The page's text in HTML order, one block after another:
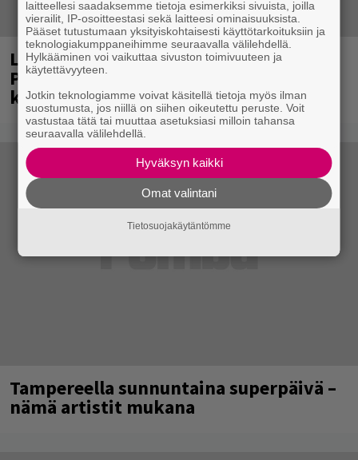
Laittomasta graffitista kiinni jäänyt
Paavo Arhinmäki jälleen spraypullo
kädessä – näitä puolueita ei kiinnosta
Tampereella sunnuntaina superpäivä –
nämä artistit mukana
laitteellesi saadaksemme tietoja esimerkiksi sivuista, joilla
vierailit, IP-osoitteestasi sekä laitteesi ominaisuuksista.
Pääset tutustumaan yksityiskohtaisesti käyttötarkoituksiin ja
teknologiakumppaneihimme seuraavalla välilehdellä.
Hylkääminen voi vaikuttaa sivuston toimivuuteen ja
käytettävyyteen.
Jotkin teknologiamme voivat käsitellä tietoja myös ilman
suostumusta, jos niillä on siihen oikeutettu peruste. Voit
vastustaa tätä tai muuttaa asetuksiasi milloin tahansa
seuraavalla välilehdellä.
Hyväksyn kaikki
Omat valintani
Tietosuojakäytäntömme